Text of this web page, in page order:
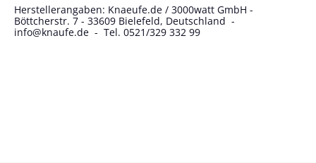
Herstellerangaben: Knaeufe.de / 3000watt GmbH -
Böttcherstr. 7 - 33609 Bielefeld, Deutschland -
info@knaufe.de - Tel. 0521/329 332 99